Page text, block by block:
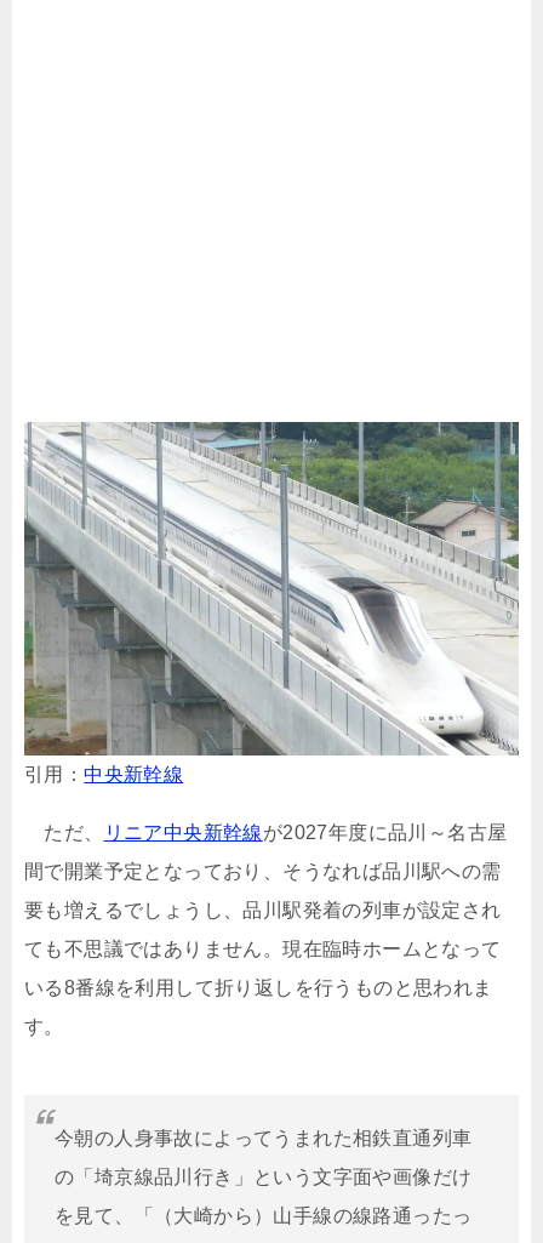
引用：中央新幹線
ただ、 リニア中央新幹線が2027年度に品川～名古屋
間で開業予定となっており、そうなれば品川駅への需
要も増えるでしょうし、品川駅発着の列車が設定され
ても不思議ではありません。現在臨時ホームとなって
いる8番線を利用して折り返しを行うものと思われま
す。
今朝の人身事故によってうまれた相鉄直通列車
の「埼京線品川行き」という文字面や画像だけ
を見て、「（大崎から）山手線の線路通ったっ